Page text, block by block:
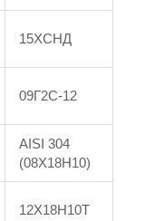
15ХСНД
09Г2С-12
AISI 304
(08Х18Н10)
12Х18Н10Т